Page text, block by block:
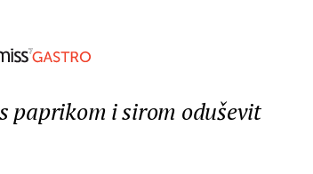
paprikom i sirom oduševit